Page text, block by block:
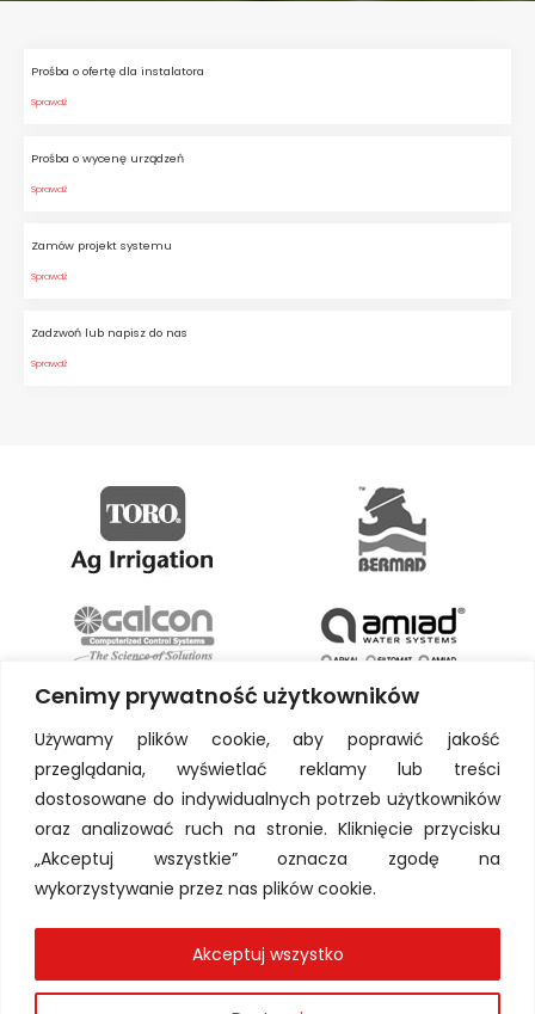
Cenimy prywatność użytkowników
Używamy plików cookie, aby poprawić jakość
przeglądania, wyświetlać reklamy lub treści
dostosowane do indywidualnych potrzeb użytkowników
oraz analizować ruch na stronie. Kliknięcie przycisku
„Akceptuj wszystkie” oznacza zgodę na
wykorzystywanie przez nas plików cookie.
Akceptuj wszystko
Prośba o ofertę dla instalatora
Sprawdź
Prośba o wycenę urządzeń
Sprawdź
Zamów projekt systemu
Sprawdź
Zadzwoń lub napisz do nas
Sprawdź